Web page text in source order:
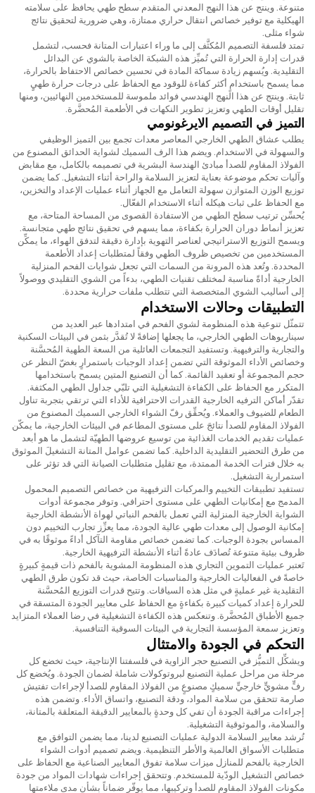
متنوعة. وينتج عن هذا النهج المعدني المتقدم سطح طهي يحافظ على سلامته
الهيكلية مع توفير خصائص انتقال حراري ممتازة، وهي ضرورية لتحقيق نتائج
شواء مثلى.
تمتد فلسفة التصميم المُكثَّف إلى ما وراء اعتبارات المتانة فحسب، لتشمل
قدرات إدارة الحرارة التي تُميِّز هذه الشبكة الخاصة بالشوي عن البدائل
التقليدية. ويُسهم زيادة سماكة المادة في تحسين خصائص الاحتفاظ بالحرارة،
مما يسمح باستخدامٍ أكثر كفاءة للوقود مع الحفاظ على درجات حرارة طهيٍ
ثابتة. وينتج عن هذا النهج الهندسي فوائد ملموسة للمستخدمين النهائيين، ومنها
تقليل أوقات الطهي وتعزيز تطوير النكهات في الأطعمة المُحضَّرة.
التميز في التصميم الايرغونومي
يطلب عشاق الطهي الخارجي المعاصر معدات تجمع بين التميز الوظيفي
والسهولة في الاستخدام. ويضم هذا الرف السميك لشواية الحدائق المصنوع من
الفولاذ المقاوم للصدأ مبادئ الهندسة البشرية في تصميمه بالكامل، مع مقابض
وآليات تحكم موضوعة بعناية لتعزيز السلامة والراحة أثناء التشغيل. كما يضمن
توزيع الوزن المتوازن سهولة التعامل مع الجهاز أثناء عمليات الإعداد والتخزين،
مع الحفاظ على ثبات هيكله أثناء الاستخدام الفعّال.
يُحسِّن ترتيب سطح الطهي من الاستفادة القصوى من المساحة المتاحة، مع
تعزيز أنماط دوران الحرارة بكفاءة، مما يسهم في تحقيق نتائج طهي متجانسة.
ويسمح التوزيع الاستراتيجي لعناصر التهوية بإدارة دقيقة لتدفق الهواء، ما يمكِّن
المستخدمين من تخصيص ظروف الطهي وفقاً لمتطلبات إعداد الأطعمة
المحددة. وتُعد هذه المرونة من السمات التي تجعل شوايات الفحم المنزلية
الخارجية أداةً مناسبة لمختلف تقنيات الطهي، بدءاً من الشوي التقليدي ووصولاً
إلى أساليب الشوي المتخصصة التي تتطلب ملفات حرارية محددة.
التطبيقات وحالات الاستخدام
تتمثّل تنوعية هذه المنظومة لشوي الفحم في امتدادها عبر العديد من
سيناريوهات الطهي الخارجي، ما يجعلها إضافةً لا تُقدَّر بثمن في البيئات السكنية
والتجارية والترفيهية. وتستفيد التجمعات العائلية من السعة الطهية المُحسَّنة
وخصائص الأداء الموثوقة التي تضمن إعداد الوجبات باستمرارٍ بغضّ النظر عن
حجم المجموعة أو تعقيد القائمة. كما أن التصنيع المتين يسمح باستخدامها
المتكرر مع الحفاظ على الكفاءة التشغيلية التي تلبّي جداول الطهي المكثفة.
تقدّر أماكن الترفيه الخارجية القدرات الاحترافية للأداء التي ترتقي بتجربة تناول
الطعام للضيوف والعملاء. ويُحقِّق رفّ الشواء الخارجي السميك المصنوع من
الفولاذ المقاوم للصدأ نتائجَ على مستوى المطاعم في البيئات الخارجية، ما يمكّن
عمليات تقديم الخدمات الغذائية من توسيع عروضها الطهيّة لتشمل ما هو أبعد
من طرق التحضير التقليدية الداخلية. كما تضمن عوامل المتانة التشغيلَ الموثوق
به خلال فترات الخدمة الممتدة، مع تقليل متطلبات الصيانة التي قد تؤثر على
استمرارية التشغيل.
تستفيد تطبيقات التخييم والمركبات الترفيهية من خصائص التصميم المحمول
المدمج مع إمكانيات الطهي على مستوى احترافي. وتوفر مجموعة أدوات
الشواية الخارجية المنزلية التي تعمل بالفحم النباتي لهواة الأنشطة الخارجية
إمكانية الوصول إلى معدات طهي عالية الجودة، مما يعزِّز تجارب التخييم دون
المساس بجودة الوجبات. كما تضمن خصائص مقاومة التآكل أداءً موثوقًا به في
ظروف بيئية متنوعة تُصادَف عادةً أثناء الأنشطة الترفيهية الخارجية.
تَعتبر عمليات التموين التجاري هذه المنظومة المشوية بالفحم ذات قيمةٍ كبيرةٍ
خاصةً في الفعاليات الخارجية والمناسبات الخاصة، حيث قد تكون طرق الطهي
التقليدية غير عمليةٍ في مثل هذه السياقات. وتتيح قدرات التوزيع المُحسَّنة
للحرارة إعداد كميات كبيرة بكفاءةٍ مع الحفاظ على معايير الجودة المتسقة في
جميع الأطباق المُحضَّرة. وتنعكس هذه الكفاءة التشغيلية في رضا العملاء المتزايد
وتعزيز سمعة المؤسسة التجارية في البيئات السوقية التنافسية.
التحكم في الجودة والامتثال
ويشكِّل التميُّز في التصنيع حجر الزاوية في فلسفتنا الإنتاجية، حيث تخضع كل
مرحلة من مراحل عملية التصنيع لبروتوكولات شاملة لضمان الجودة. ويُخضع كل
رفٍّ مشويٍّ خارجيٍّ سميكٍ مصنوعٍ من الفولاذ المقاوم للصدأ لإجراءات تفتيش
صارمة تتحقق من سلامة المواد، ودقة التصنيع، واتساق الأداء. وتضمن هذه
إجراءات مراقبة الجودة أن تفي كل وحدةٍ بالمعايير الدقيقة المتعلقة بالمتانة،
والسلامة، والموثوقية التشغيلية.
تُرشد معايير السلامة الدولية عمليات التصنيع لدينا، مما يضمن التوافق مع
متطلبات الأسواق العالمية والأطر التنظيمية. ويضم تصميم أدوات الشواء
الخارجية بالفحم للمنازل ميزات سلامة تفوق المعايير الصناعية مع الحفاظ على
خصائص التشغيل الودّية للمستخدم. وتتحقق إجراءات شهادات المواد من جودة
مكونات الفولاذ المقاوم للصدأ وتركيبها، مما يوفّر ضماناً بشأن مدى ملاءمتها